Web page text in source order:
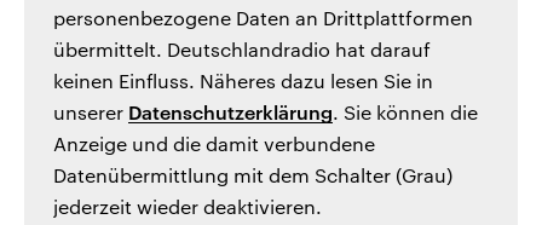
personenbezogene Daten an Drittplattformen
übermittelt. Deutschlandradio hat darauf
keinen Einfluss. Näheres dazu lesen Sie in
unserer Datenschutzerklärung. Sie können die
Anzeige und die damit verbundene
Datenübermittlung mit dem Schalter (Grau)
jederzeit wieder deaktivieren.